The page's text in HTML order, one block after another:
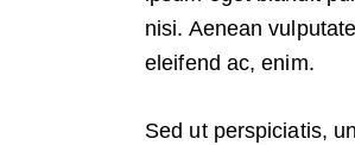
nisi. Aenean
eleifend ac, enim.
Sed ut perspiciatis,